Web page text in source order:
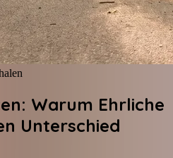
Warum Ehrliche
Unterschied